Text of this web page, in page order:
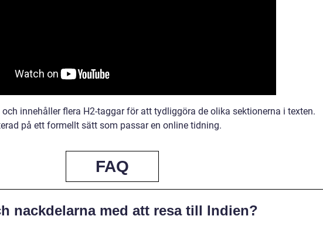
innehåller flera H2-taggar för att tydliggöra de olika sektionerna i texten.
på ett formellt sätt som passar en online tidning.
FAQ
nackdelarna med att resa till Indien?